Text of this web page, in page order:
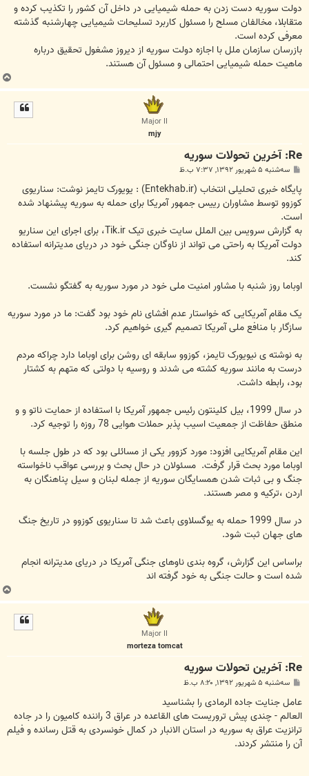
دولت سوریه دست زدن به حمله شیمیایی در داخل آن کشور را تکذیب کرده و
متقابلا، مخالفان مسلح را مسئول کاربرد تسلیحات شیمیایی چهارشنبه گذشته
معرفی کرده است.
بازرسان سازمان ملل با اجازه دولت سوریه از دیروز مشغول تحقیق درباره
ماهیت حمله شیمیایی احتمالی و مسئول آن هستند.
ب
ا
Major II
mjy
Re: آخرين تحولات سوريه
پ
ت
سه‌شنبه ۵ شهریور ۱۳۹۲, ۷:۳۷ ب.ظ
پایگاه خبری تحلیلی انتخاب (Entekhab.ir) : یویورک تایمز نوشت: سناریوی
کوزوو توسط مشاوران رییس جمهور آمریکا برای حمله به سوریه پیشنهاد شده
است.
به گزارش سرویس بین الملل سایت خبری تیک Tik.ir، برای اجرای این سناریو
دولت آمریکا به راحتی می تواند از ناوگان جنگی خود در دریای مدیترانه استفاده
کند.
اوباما روز شنبه با مشاور امنیت ملی خود در مورد سوریه به گفتگو نشست.
یک مقام آمریکایی که خواستار عدم افشای نام خود بود گفت: ما در مورد سوریه
سازگار با منافع ملی آمریکا تصمیم گیری خواهیم کرد.
به نوشته ی نیویورک تایمز، کوزوو سابقه ای روشن برای اوباما دارد چراکه مردم
درست به مانند سوریه کشته می شدند و روسیه با دولتی که متهم به کشتار
بود، رابطه داشت.
در سال 1999، بیل کلینتون رئیس جمهور آمریکا با استفاده از حمایت ناتو و و
منطق حفاظت از جمعیت اسیب پذبر حملات هوایی 78 روزه را توجیه کرد.
این مقام آمریکایی افزود: مورد کزوور یکی از مسائلی بود که در طول جلسه با
اوباما مورد بحث قرار گرفت. مسئولان در حال بحث و بررسی عواقب ناخواسته
جنگ و بی ثبات شدن همسایگان سوریه از جمله لبنان و سیل پناهنگان به
اردن ،ترکیه و مصر هستند.
در سال 1999 حمله به یوگسلاوی باعث شد تا سناریوی کوزوو در تاریخ جنگ
های جهان ثبت شود.
براساس این گزارش، گروه بندی ناوهای جنگی آمریکا در دریای مدیترانه انجام
شده است و حالت جنگی به خود گرفته اند
ب
ا
Major II
morteza tomcat
Re: آخرين تحولات سوريه
پ
ت
سه‌شنبه ۵ شهریور ۱۳۹۲, ۸:۲۰ ب.ظ
عامل جنایت جاده الرمادی را بشناسید
العالم - چندی پیش تروریست های القاعده در عراق 3 راننده کامیون را در جاده
ترانزیت عراق به سوریه در استان الانبار در کمال خونسردی به قتل رسانده و فیلم
آن را منتشر کردند.